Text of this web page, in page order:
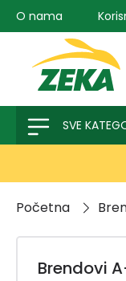
pretragu
O nama
SVE
Početna
Brendovi